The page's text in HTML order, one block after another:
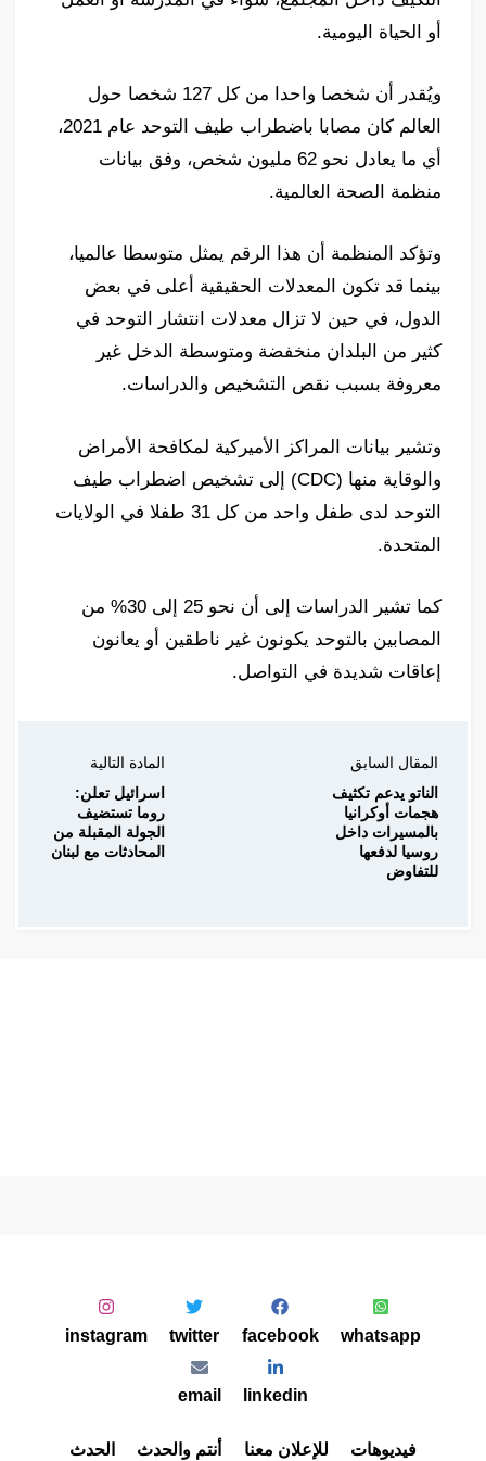
أو الحياة اليومية.
ويُقدر أن شخصا واحدا من كل 127 شخصا حول
العالم كان مصابا باضطراب طيف التوحد عام 2021،
أي ما يعادل نحو 62 مليون شخص، وفق بيانات
منظمة الصحة العالمية.
وتؤكد المنظمة أن هذا الرقم يمثل متوسطا عالميا،
بينما قد تكون المعدلات الحقيقية أعلى في بعض
الدول، في حين لا تزال معدلات انتشار التوحد في
كثير من البلدان منخفضة ومتوسطة الدخل غير
معروفة بسبب نقص التشخيص والدراسات.
وتشير بيانات المراكز الأميركية لمكافحة الأمراض
والوقاية منها (CDC) إلى تشخيص اضطراب طيف
التوحد لدى طفل واحد من كل 31 طفلا في الولايات
المتحدة.
كما تشير الدراسات إلى أن نحو 25 إلى 30% من
المصابين بالتوحد يكونون غير ناطقين أو يعانون
إعاقات شديدة في التواصل.
المقال السابق
الناتو يدعم تكثيف
هجمات أوكرانيا
بالمسيرات داخل
روسيا لدفعها
للتفاوض
المادة التالية
اسرائيل تعلن:
روما تستضيف
الجولة المقبلة من
المحادثات مع لبنان
فيديوهات للإعلان معنا أنتم والحدث الحدث
whatsapp
facebook
twitter
instagram
linkedin
email